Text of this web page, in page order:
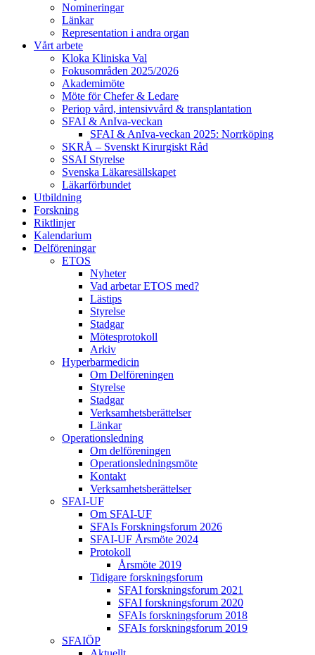
Nomineringar
Länkar
Representation i andra organ
Vårt arbete
Kloka Kliniska Val
Fokusområden 2025/2026
Akademimöte
Möte för Chefer & Ledare
Periop vård, intensivvård & transplantation
SFAI & AnIva-veckan
SFAI & AnIva-veckan 2025: Norrköping
SKRÅ – Svenskt Kirurgiskt Råd
SSAI Styrelse
Svenska Läkaresällskapet
Läkarförbundet
Utbildning
Forskning
Riktlinjer
Kalendarium
Delföreningar
ETOS
Nyheter
Vad arbetar ETOS med?
Lästips
Styrelse
Stadgar
Mötesprotokoll
Arkiv
Hyperbarmedicin
Om Delföreningen
Styrelse
Stadgar
Verksamhetsberättelser
Länkar
Operationsledning
Om delföreningen
Operationsledningsmöte
Kontakt
Verksamhetsberättelser
SFAI-UF
Om SFAI-UF
SFAIs Forskningsforum 2026
SFAI-UF Årsmöte 2024
Protokoll
Årsmöte 2019
Tidigare forskningsforum
SFAI forskningsforum 2021
SFAI forskningsforum 2020
SFAIs forskningsforum 2018
SFAIs forskningsforum 2019
SFAIÖP